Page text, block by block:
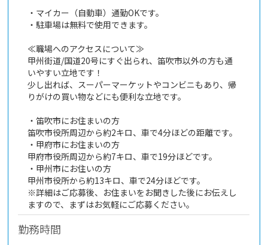
・マイカー（自動車）通勤OKです。
・駐車場は無料で使用できます。
≪職場へのアクセスについて≫
甲州街道/国道20号にすぐ出られ、笛吹市以外の方も通
いやすい立地です！
少し出れば、スーパーマーケットやコンビニもあり、帰
りがけの買い物などにも便利な立地です。
・笛吹市にお住まいの方
笛吹市役所周辺から約2キロ、車で4分ほどの距離です。
・甲府市にお住まいの方
甲府市役所周辺から約7キロ、車で19分ほどです。
・甲州市にお住いの方
甲州市役所から約13キロ、車で24分ほどです。
※詳細はご応募後、お住まいをお聞きした後にお伝えし
ますので、まずはお気軽にご応募ください。
勤務時間